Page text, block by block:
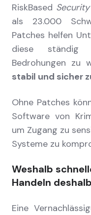
RiskBased Security
als 23.000
Patches helfen
diese ständig
Bedrohungen zu
stabil und sicher
Ohne Patches
Software von
um Zugang zu
Systeme zu
Weshalb
Handeln
Eine